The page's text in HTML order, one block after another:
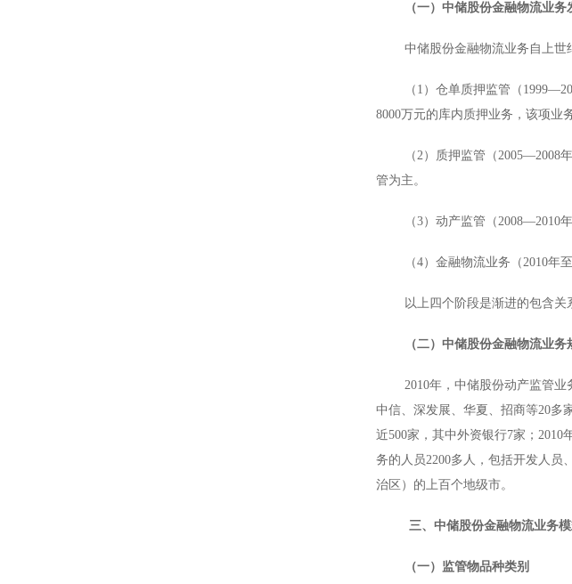
（一）中储股份金融物流业务
中储股份金融物流业务自上世
（1）仓单质押监管（
8000万元的库内质押业务，该项业
（2）质押监管（2005—2008
管为主。
（3）动产监管（2008—2010
（4）金融物流业务（2010年
以上四个阶段是渐进的包含关
（二）中储股份金融物流业务
2010年，中储股份动产监管业
中信、深发展、华夏、招商等20多
近500家，其中外资银行7家；2010
务的人员2200多人，包括开发人员
治区）的上百个地级市。
三、中储股份金融物流业务
（一）监管物品种类别